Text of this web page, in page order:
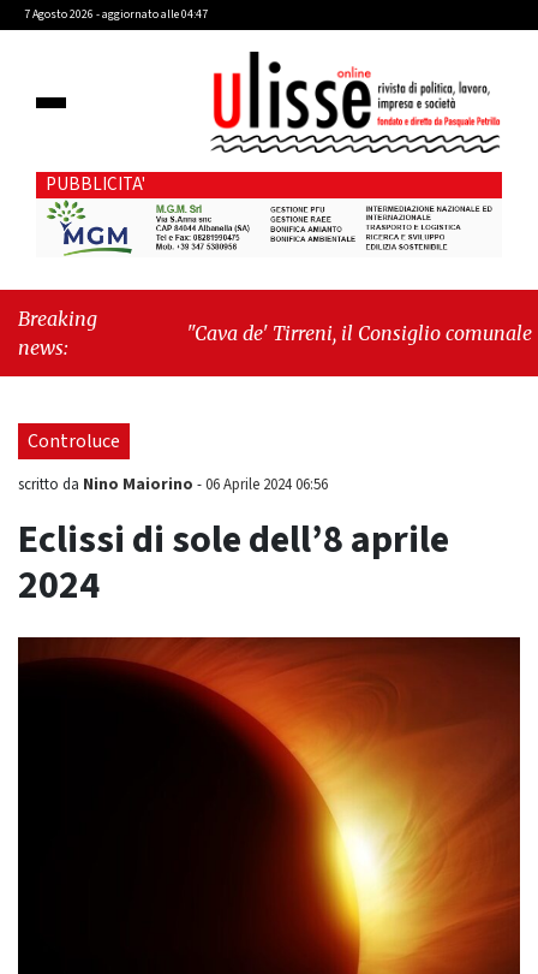
7 Agosto 2026 - aggiornato alle 04:47
PUBBLICITA'
Breaking
news:
"Cava de' Tirreni, il Consiglio comunale
Mare, giornata storica: la ceramica ammessa
Controluce
scritto da Nino Maiorino -06 Aprile 2024 06:56
Eclissi di sole dell’8 aprile
2024